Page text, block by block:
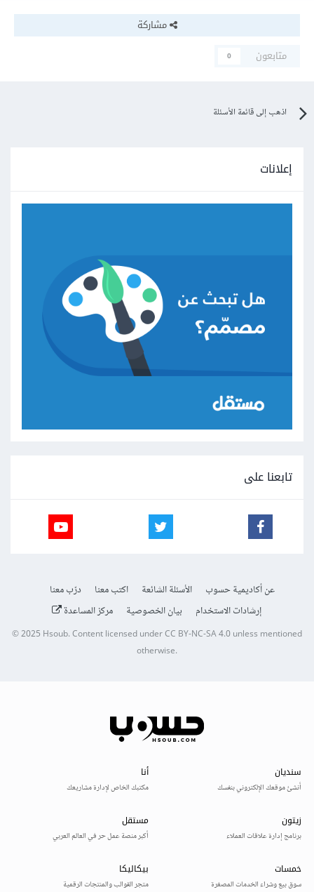
مشاركة
متابعون
0
اذهب إلى قائمة الأسئلة
إعلانات
تابعنا على
عن أكاديمية حسوب الأسئلة الشائعة اكتب معنا
درّب معنا
إرشادات الاستخدام
بيان الخصوصية مركز المساعدة
© 2025Hsoub.Content licensed underCC BY-NC-SA 4.0unless mentioned
otherwise.